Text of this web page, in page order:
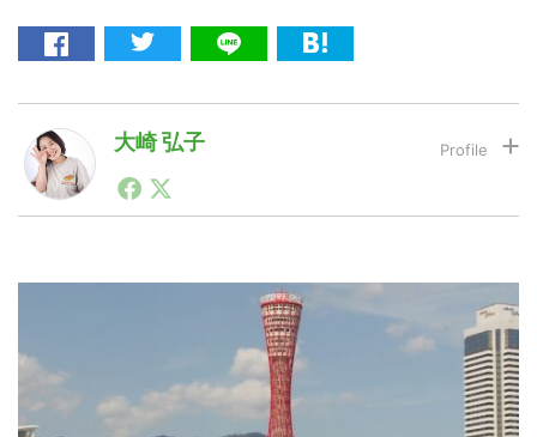
大崎 弘子
Re:Work
暗号資産
Drone
VR/AR
[Voice Edition]
LINE
投資家登録
特集